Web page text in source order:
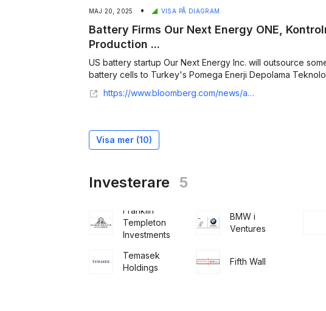
MAJ 20, 2025 • VISA PÅ DIAGRAM
Battery Firms Our Next Energy ONE,
Production ...
US battery startup Our Next Energy Inc. will outsource
battery cells to Turkey's Pomega Enerji Depolama
https://www.bloomberg.com/news/articles/2025-05-19/battery-firms-our-next-energy-one-kontrolmatik-sign-production-deal
Visa mer (10)
Investerare 5
Franklin
Templeton
Investments
BMW i
Ventures
Temasek
Holdings
Fifth Wall